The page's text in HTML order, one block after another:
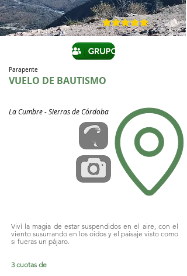
average rating is 5 out of
Parapente
VUELO DE BAUTISMO
La Cumbre - Sierras de Córdoba
Viví la magia de estar suspendidos en el aire, con el
viento susurrando en los oidos y el paisaje visto como
si fueras un pájaro.
3 cuotas de